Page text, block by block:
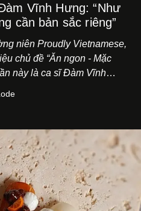
Vĩnh Hưng: “Như
cần bản sắc riêng”
niên Proudly Vietnamese,
chủ đề “Ăn ngon - Mặc
này là ca sĩ Đàm Vĩnh
Indochine hoài niệm, thu